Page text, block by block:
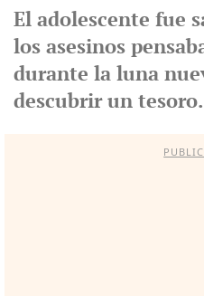
El adolescente fue
los asesinos
durante la luna
descubrir un tesoro.